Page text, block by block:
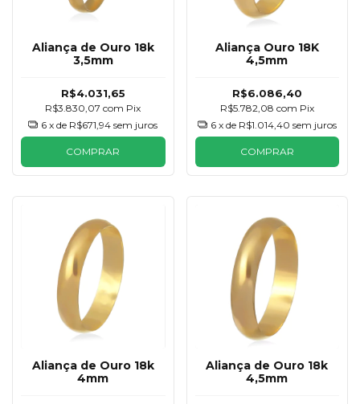
Aliança de Ouro 18k
3,5mm
R$4.031,65
R$3.830,07com Pix
6 x de R$671,94 sem juros
COMPRAR
Aliança Ouro 18K
4,5mm
R$6.086,40
R$5.782,08 com Pix
6 x de R$1.014,40 sem juros
COMPRAR
Aliança de Ouro 18k
4mm
Aliança de Ouro 18k
4,5mm